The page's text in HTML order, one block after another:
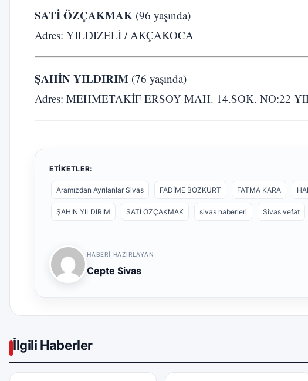
SATİ ÖZÇAKMAK (96 yaşında)
Adres: YILDIZELİ / AKÇAKOCA
ŞAHİN YILDIRIM (76 yaşında)
Adres: MEHMETAKİF ERSOY MAH. 14.SOK. NO:22
ETIKETLER:
Aramızdan Ayrılanlar Sivas FADİME BOZKURT FATMA KARA
ŞAHİN YILDIRIM SATİ ÖZÇAKMAK sivas haberleri Sivas vefat
HABERI HAZIRLAYAN
Cepte Sivas
İlgili Haberler